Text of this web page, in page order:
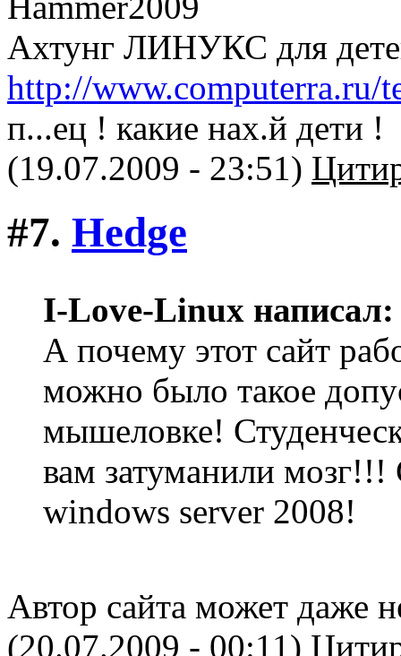
Ахтунг ЛИНУКС для
http://www.computerra.ru/
п...ец ! какие нах.й дети !
(19.07.2009 - 23:51)
#7. Hedge
I-Love-Linux написал:
А почему этот сайт
можно было такое
мышеловке!
вам затуманили мозг!!!
windows server 2008!
Автор сайта может даже
(20.07.2009 - 00:11)